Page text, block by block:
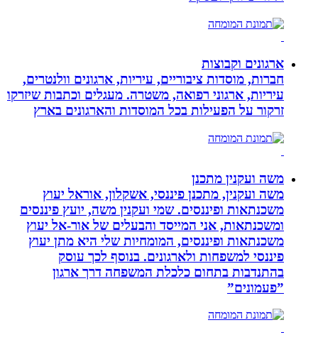
ארגונים וקבוצות
חברות, מוסדות ציבוריים, עיריות, ארגונים וולנטרים,
עיריות, ארגוני רפואה, משטרה. מעגלים וכתבות שיזרקו
זרקור על הפעילות בכל המוסדות והארגונים בארץ
משה ועקנין מתכנן
משה ועקנין, מתכנן פיננסי, אשקלון, אוראל יעוץ
משכנתאות ופיננסים. שמי ועקנין משה, יועץ פיננסים
ומשכנתאות, אני המייסד והבעלים של אור-אל יעוץ
משכנתאות ופיננסים, המומחיות שלי היא מתן יעוץ
פיננסי למשפחות ולארגונים. בנוסף לכך עוסק
בהתנדבות בתחום כלכלת המשפחה דרך ארגון
”פעמונים”